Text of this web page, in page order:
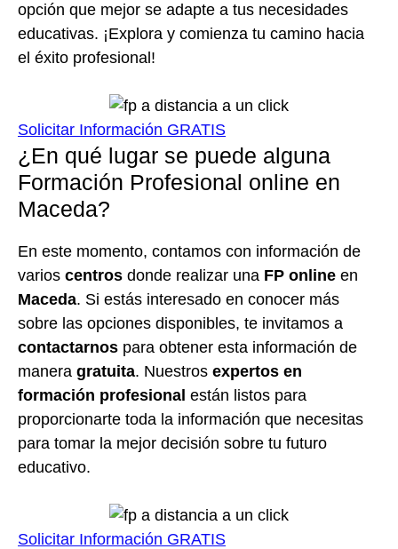
opción que mejor se adapte a tus necesidades
educativas. ¡Explora y comienza tu camino hacia
el éxito profesional!
Solicitar Información GRATIS
¿En qué lugar se puede alguna
Formación Profesional online en
Maceda?
En este momento, contamos con información de
varios centros donde realizar una FP online en
Maceda. Si estás interesado en conocer más
sobre las opciones disponibles, te invitamos a
contactarnos para obtener esta información de
manera gratuita. Nuestros expertos en
formación profesional están listos para
proporcionarte toda la información que necesitas
para tomar la mejor decisión sobre tu futuro
educativo.
Solicitar Información GRATIS